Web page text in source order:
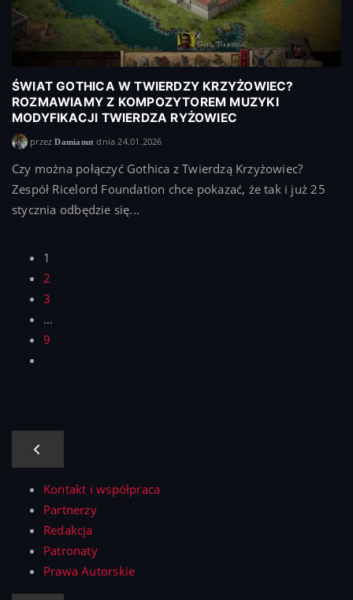
ŚWIAT GOTHICA W TWIERDZY KRZYŻOWIEC?
ROZMAWIAMY Z KOMPOZYTOREM MUZYKI
MODYFIKACJI TWIERDZA RYŻOWIEC
przezDamianut dnia 24.01.2026
Czy można połączyć Gothica z Twierdzą Krzyżowiec?
Zespół Ricelord Foundation chce pokazać, że tak i już 25
stycznia odbędzie się...
1
2
3
…
9
Kontakt i współpraca
Partnerzy
Redakcja
Patronaty
Prawa Autorskie